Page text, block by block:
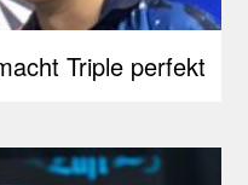
Triple perfekt